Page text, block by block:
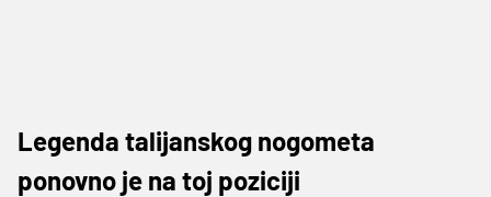
Legenda talijanskog nogometa
ponovno je na toj poziciji